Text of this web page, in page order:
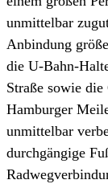
unmittelbar
Anbindung
die U-Bahn-
Straße sowie die
Hamburger
unmittelbar
durchgängige